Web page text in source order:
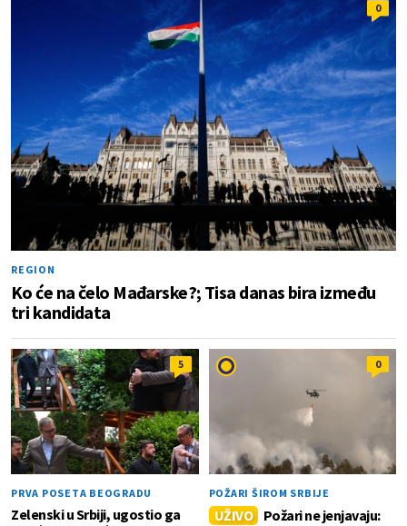
0
REGION
Ko će na čelo Mađarske?; Tisa danas bira između
tri kandidata
5
PRVA POSETA BEOGRADU
Zelenski u Srbiji, ugostio ga
0
POŽARI ŠIROM SRBIJE
UŽIVO
Požari ne jenjavaju: